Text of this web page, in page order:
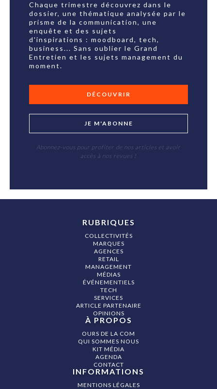
Chaque trimestre découvrez dans le
dossier, une thématique analysée par le
prisme de la communication, une
enquête et des sujets
d'inspirations : moodboard, tech,
business... Sans oublier le Grand
Entretien et les sujets management du
moment.
DÉCOUVRIR
JE M'ABONNE
Abonnez-vous pour profiter de nos articles et avoir
accès à nos revues !
RUBRIQUES
COLLECTIVITÉS
MARQUES
AGENCES
RETAIL
MANAGEMENT
MÉDIAS
ÉVÉNEMENTIELS
TECH
SERVICES
ARTICLE PARTENAIRE
OPINIONS
À PROPOS
OURS DE LA COM
QUI SOMMES NOUS
KIT MÉDIA
AGENDA
CONTACT
INFORMATIONS
MENTIONS LÉGALES